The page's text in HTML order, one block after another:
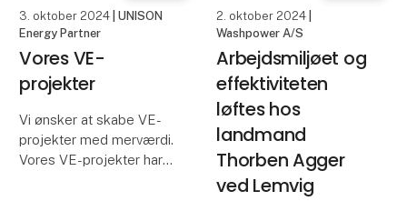
Stjer
3. oktober 2024 | UNISON
Energy Partner
Vores VE-
projekter
Vi ønsker at skabe VE-
projekter med merværdi.
Vores VE-projekter har
2. oktober 2024
Washpower A/S
Arbejdsmiljøet og
effektiviteten
løftes hos
landmand
Thorben Agger
ved Lemvig